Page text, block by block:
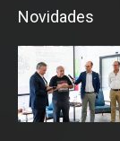
Novidades